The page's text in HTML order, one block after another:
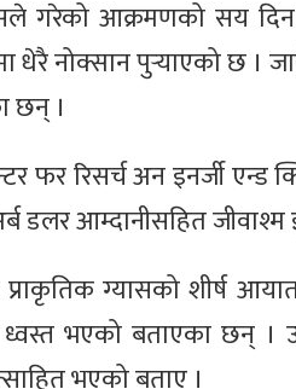
गरेको आक्रमणको सय
धेरै नोक्सान पुर्‍याएको
छन् ।
फर रिसर्च अन इनर्जी
आम्दानीसहित जीवाश्म
ग्यासको शीर्ष
ध्वस्त भएको बताएका छन्
भएको बताए ।